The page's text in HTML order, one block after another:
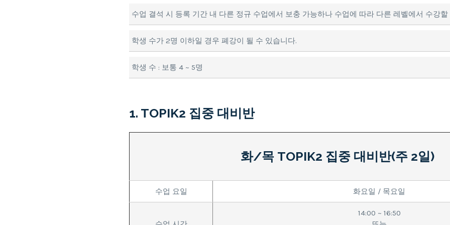
수업 결석 시 등록 기간 내 다른 정규 수업에서 보충 가능하나 수업에 따라 다른 레벨에서 수강할
학생 수가 2명 이하일 경우 폐강이 될 수 있습니다.
학생 수 : 보통 4 ~ 5명
1. TOPIK2 집중 대비반
화/목 TOPIK2 집중 대비반(주 2일)
수업 요일 화요일 / 목요일
14:00 ~ 16:50